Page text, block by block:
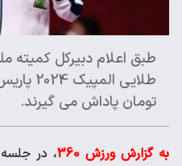
طبق اعلام دبیرکل کمیته
تومان پاداش می گیرند.
به گزارش ورزش 360
، در